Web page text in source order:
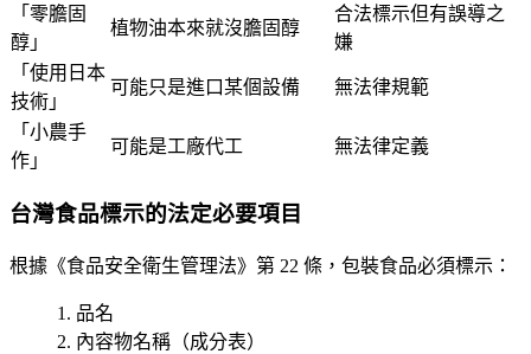
「零膽固
醇」
植物油本來就沒膽固醇
合法標示但有誤導之
嫌
「使用日本
技術」
可能只是進口某個設備 無法律規範
「小農手
作」
可能是工廠代工 無法律定義
台灣食品標示的法定必要項目
根據《食品安全衛生管理法》第 22 條，包裝食品必須標示：
品名
內容物名稱（成分表）